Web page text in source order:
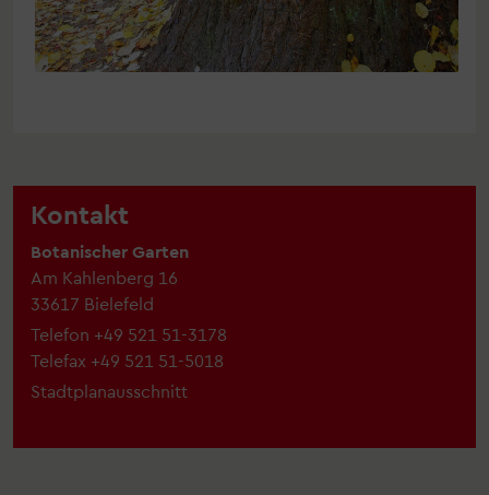
Kontakt
Botanischer Garten
Am Kahlenberg 16
33617 Bielefeld
Telefon +49 521 51-3178
Telefax +49 521 51-5018
Stadtplanausschnitt